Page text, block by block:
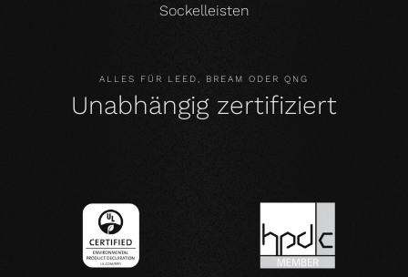
Sockelleisten
ALLES FÜR LEED, BREAM ODER QNG
Unabhängig zertifiziert